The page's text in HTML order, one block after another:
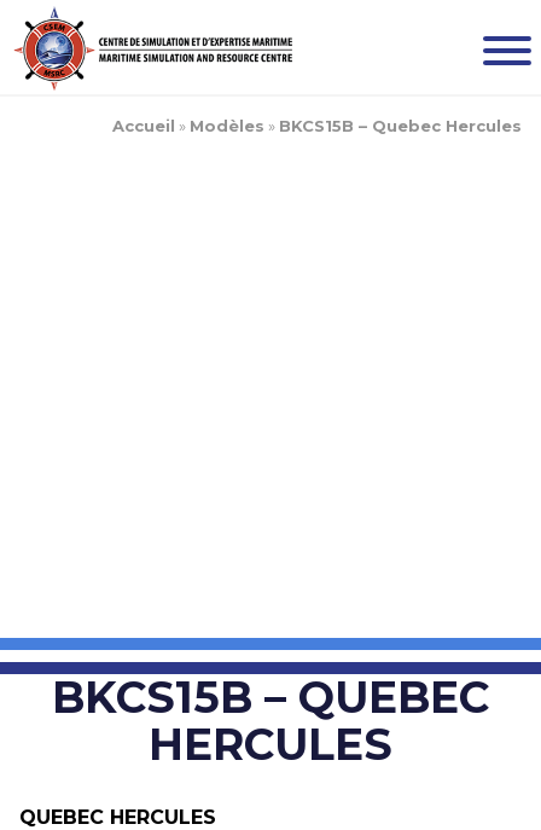
Accueil » Modèles » BKCS15B – Quebec Hercules
BKCS15B – QUEBEC
HERCULES
QUEBEC HERCULES